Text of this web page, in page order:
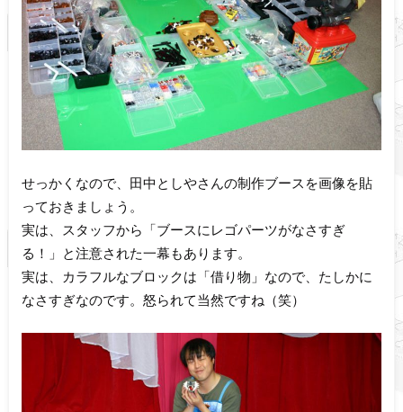
せっかくなので、田中としやさんの制作ブースを画像を貼
っておきましょう。
実は、スタッフから「ブースにレゴパーツがなさすぎ
る！」と注意された一幕もあります。
実は、カラフルなブロックは「借り物」なので、たしかに
なさすぎなのです。怒られて当然ですね（笑）